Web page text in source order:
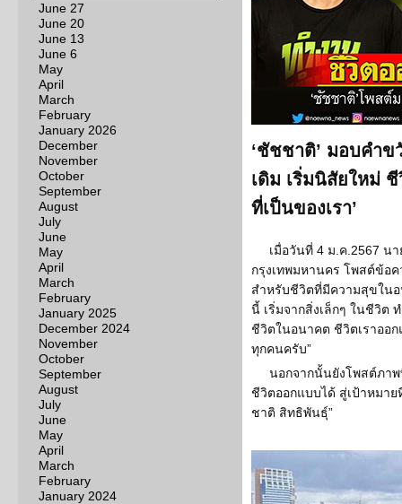
June 27
June 20
June 13
June 6
May
April
March
February
January 2026
December
November
October
September
August
July
June
May
April
March
February
January 2025
December 2024
November
October
September
August
July
June
May
April
March
February
January 2024
‘ชัชชาติ’ มอบคำข
เดิม เริ่มนิสัยใหม่
ที่เป็นของเรา’
เมื่อวันที่ 4 ม.ค.2567 น
กรุงเทพมหานคร โพสต์ข้อ
สำหรับชีวิตที่มีความสุขใน
นี้ เริ่มจากสิ่งเล็กๆ ในชีวิต
ชีวิตในอนาคต ชีวิตเราออก
ทุกคนครับ”
นอกจากนั้นยังโพสต์ภาพ
ชีวิตออกแบบได้ สู่เป้าหมา
ชาติ สิทธิพันธุ์”